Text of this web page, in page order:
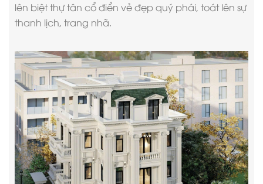
lên biệt thự tân cổ điển vẻ đẹp quý phái, toát lên sự
thanh lịch, trang nhã.